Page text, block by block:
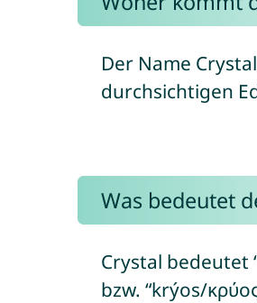
Der Name
durchsichtigen
Was bedeutet
Crystal bedeutet
bzw. “krýos/